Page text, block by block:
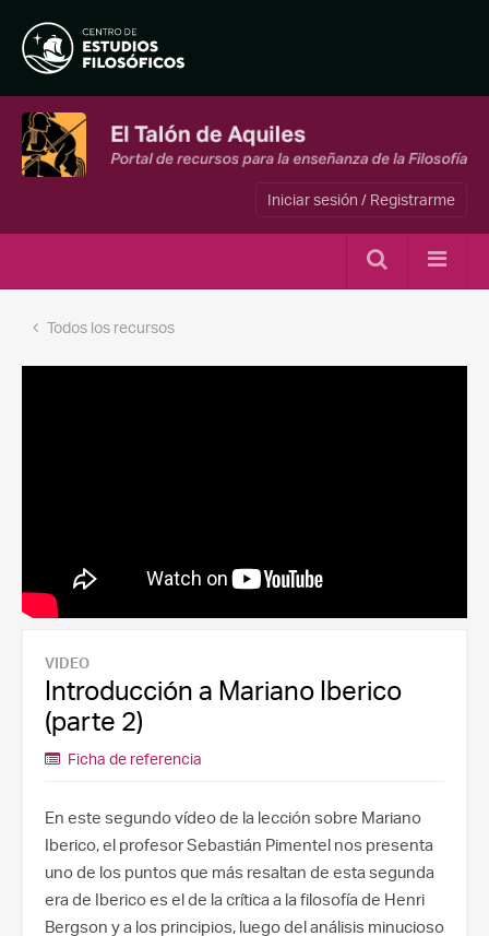
Iniciar sesión / Registrarme
Todos los recursos
VIDEO
Introducción a Mariano Iberico
(parte 2)
Ficha de referencia
En este segundo vídeo de la lección sobre Mariano
Iberico, el profesor Sebastián Pimentel nos presenta
uno de los puntos que más resaltan de esta segunda
era de Iberico es el de la crítica a la filosofía de Henri
Bergson y a los principios, luego del análisis minucioso